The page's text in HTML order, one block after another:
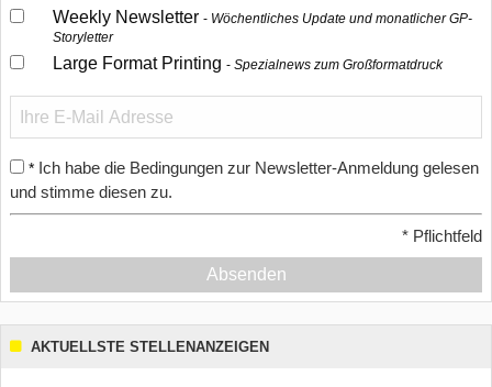
Weekly Newsletter
Wöchentliches Update und monatlicher GP-
Storyletter
Large Format Printing Spezialnews zum Großformatdruck
* Ich habe die Bedingungen zur Newsletter-Anmeldung gelesen
und stimme diesen zu.
* Pflichtfeld
Absenden
AKTUELLSTE STELLENANZEIGEN